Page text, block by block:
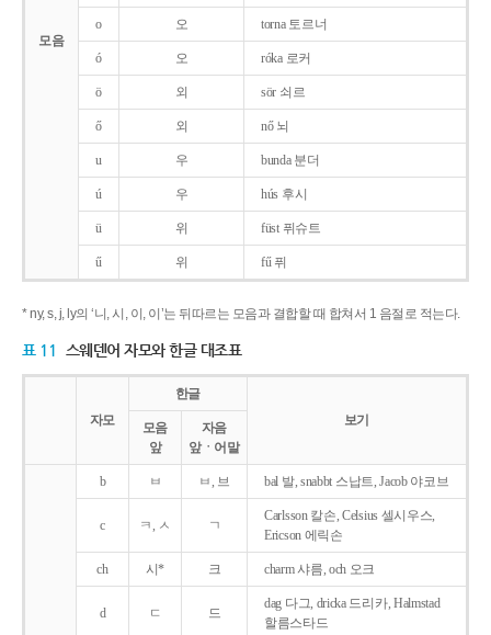
모음
o 오 torna 토르너
ó 오 róka 로커
ö 외 sör 쇠르
ő 외 nő 뇌
u 우 bunda 분더
ú 우 hús 후시
ü 위 füst 퓌슈트
ű 위 fű 퓌
* ny, s, j, ly의 ‘니, 시, 이, 이’는 뒤따르는 모음과 결합할 때 합쳐서 1 음절로 적는다.
표 11 스웨덴어 자모와 한글 대조표
자모
한글
보기
모음
앞
자음
앞ㆍ어말
b ㅂ ㅂ, 브 bal 발, snabbt 스납트, Jacob 야코브
c ㅋ, ㅅ ㄱ
Carlsson 칼손, Celsius 셀시우스,
Ericson 에릭손
ch 시* 크 charm 샤름, och 오크
d ㄷ 드
dag 다그, dricka 드리카, Halmstad
할름스타드